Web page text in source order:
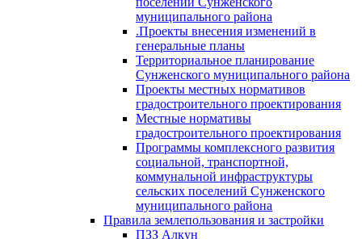
муниципального района
.Проекты внесения изменений в
генеральные планы
Территориальное планирование
Сунженского муниципального района
Проекты местных нормативов
градостроительного проектирования
Местные нормативы
градостроительного проектирования
Программы комплексного развития
социальной, транспортной,
коммунальной инфраструктуры
сельских поселений Сунженского
муниципального района
Правила землепользования и застройки
ПЗЗ Алкун